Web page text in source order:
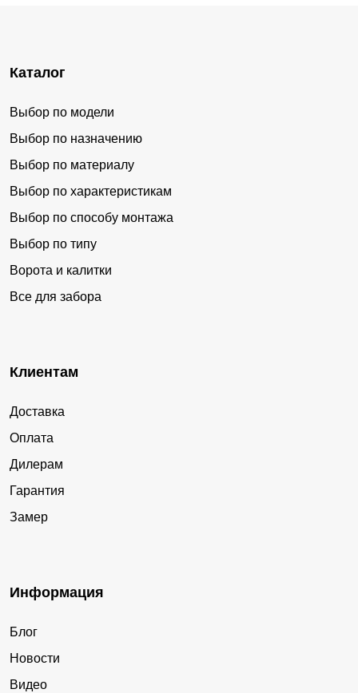
Каталог
Выбор по модели
Выбор по назначению
Выбор по материалу
Выбор по характеристикам
Выбор по способу монтажа
Выбор по типу
Ворота и калитки
Все для забора
Клиентам
Доставка
Оплата
Дилерам
Гарантия
Замер
Информация
Блог
Новости
Видео